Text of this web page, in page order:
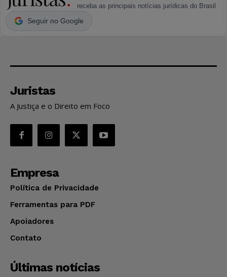
receba as principais notícias jurídicas do Brasil
Seguir no Google
Juristas
A Justiça e o Direito em Foco
Empresa
Política de Privacidade
Ferramentas para PDF
Apoiadores
Contato
Últimas notícias